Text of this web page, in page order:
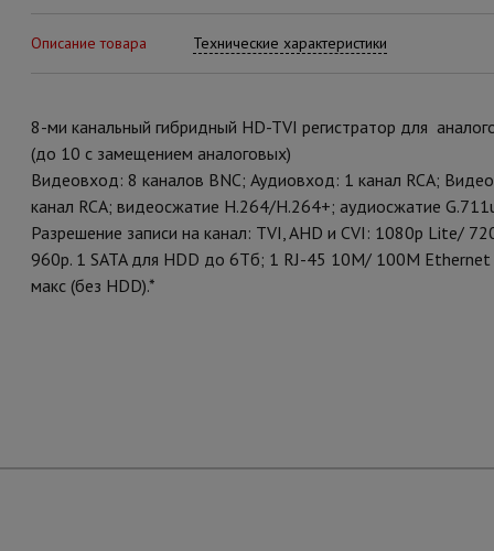
Описание товара Технические характеристики
8-ми канальный гибридный HD-TVI регистратор для
(до 10 с замещением аналоговых)
Видеовход: 8 каналов BNC; Аудиовход: 1 канал RCA;
канал RCA; видеосжатие H.264/H.264+; аудиосжатие
Разрешение записи на канал: TVI, AHD и CVI: 1080p Lite/
960p. 1 SATA для HDD до 6Тб; 1 RJ-45 10M/ 100M
макс (без HDD).*